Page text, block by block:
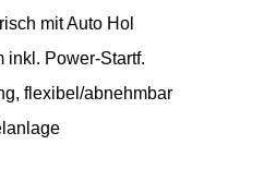
mit Auto Hol
inkl. Power-Startf.
flexibel/abnehmbar